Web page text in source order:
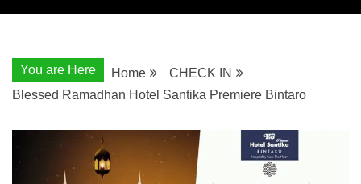
You are Here Home
CHECK IN
Blessed Ramadhan Hotel Santika Premiere Bintaro